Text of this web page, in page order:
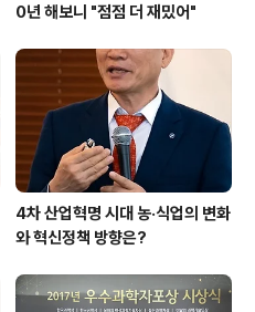
0년 해보니 "점점 더 재밌어"
4차 산업혁명 시대 농·식업의 변화
와 혁신정책 방향은?